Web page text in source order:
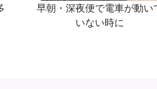
早朝・深夜便で電車が動い
いない時に